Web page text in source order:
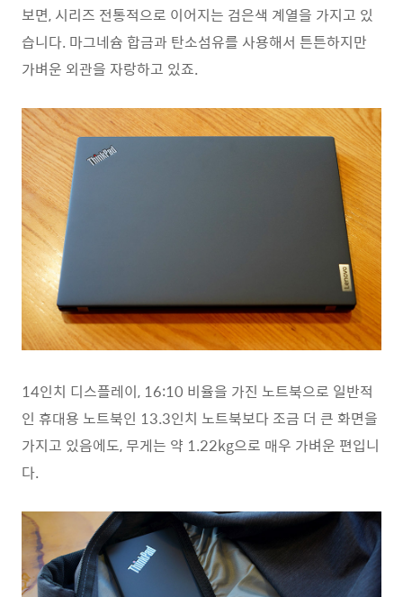
보면, 시리즈 전통적으로 이어지는 검은색 계열을 가지고 있
습니다. 마그네슘 합금과 탄소섬유를 사용해서 튼튼하지만
가벼운 외관을 자랑하고 있죠.
14인치 디스플레이, 16:10 비율을 가진 노트북으로 일반적
인 휴대용 노트북인 13.3인치 노트북보다 조금 더 큰 화면을
가지고 있음에도, 무게는 약 1.22kg으로 매우 가벼운 편입니
다.